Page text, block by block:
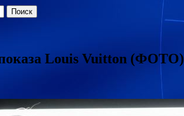
показа Louis Vuitton (ФОТО)